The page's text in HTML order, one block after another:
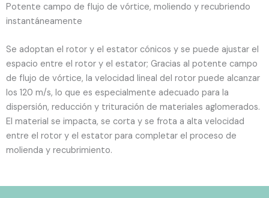
Potente campo de flujo de vórtice, moliendo y recubriendo
instantáneamente
Se adoptan el rotor y el estator cónicos y se puede ajustar el
espacio entre el rotor y el estator; Gracias al potente campo
de flujo de vórtice, la velocidad lineal del rotor puede alcanzar
los 120 m/s, lo que es especialmente adecuado para la
dispersión, reducción y trituración de materiales aglomerados.
El material se impacta, se corta y se frota a alta velocidad
entre el rotor y el estator para completar el proceso de
molienda y recubrimiento.